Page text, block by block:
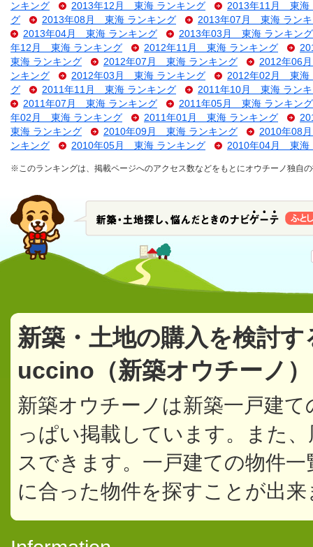
ンキング
2013年12月 東海 ランキング
2013年11月 東海
グ
2013年08月 東海 ランキング
2013年07月 東海 ランキ
2013年04月 東海 ランキング
2013年03月 東海 ランキング
年12月 東海 ランキング
2012年11月 東海 ランキング
東海 ランキング
2012年07月 東海 ランキング
2012年06
ンキング
2012年03月 東海 ランキング
2012年02月 東海
グ
2011年11月 東海 ランキング
2011年10月 東海 ランキ
2011年07月 東海 ランキング
2011年05月 東海 ランキング
年02月 東海 ランキング
2011年01月 東海 ランキング
東海 ランキング
2010年09月 東海 ランキング
2010年08
ンキング
2010年05月 東海 ランキング 2010年04月 東海
※このランキングは、掲載ページへのアクセス数などをもとにオウチーノ独自
新築・土地の購入を検討
uccino（新築オウチーノ
新築オウチーノは新築一戸建
っぱい掲載しています。また
スできます。一戸建ての物件
に合った物件を探すことが出来